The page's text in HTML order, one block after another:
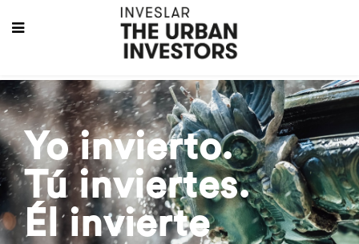
Yo invierto.
Tú inviertes.
Él invierte